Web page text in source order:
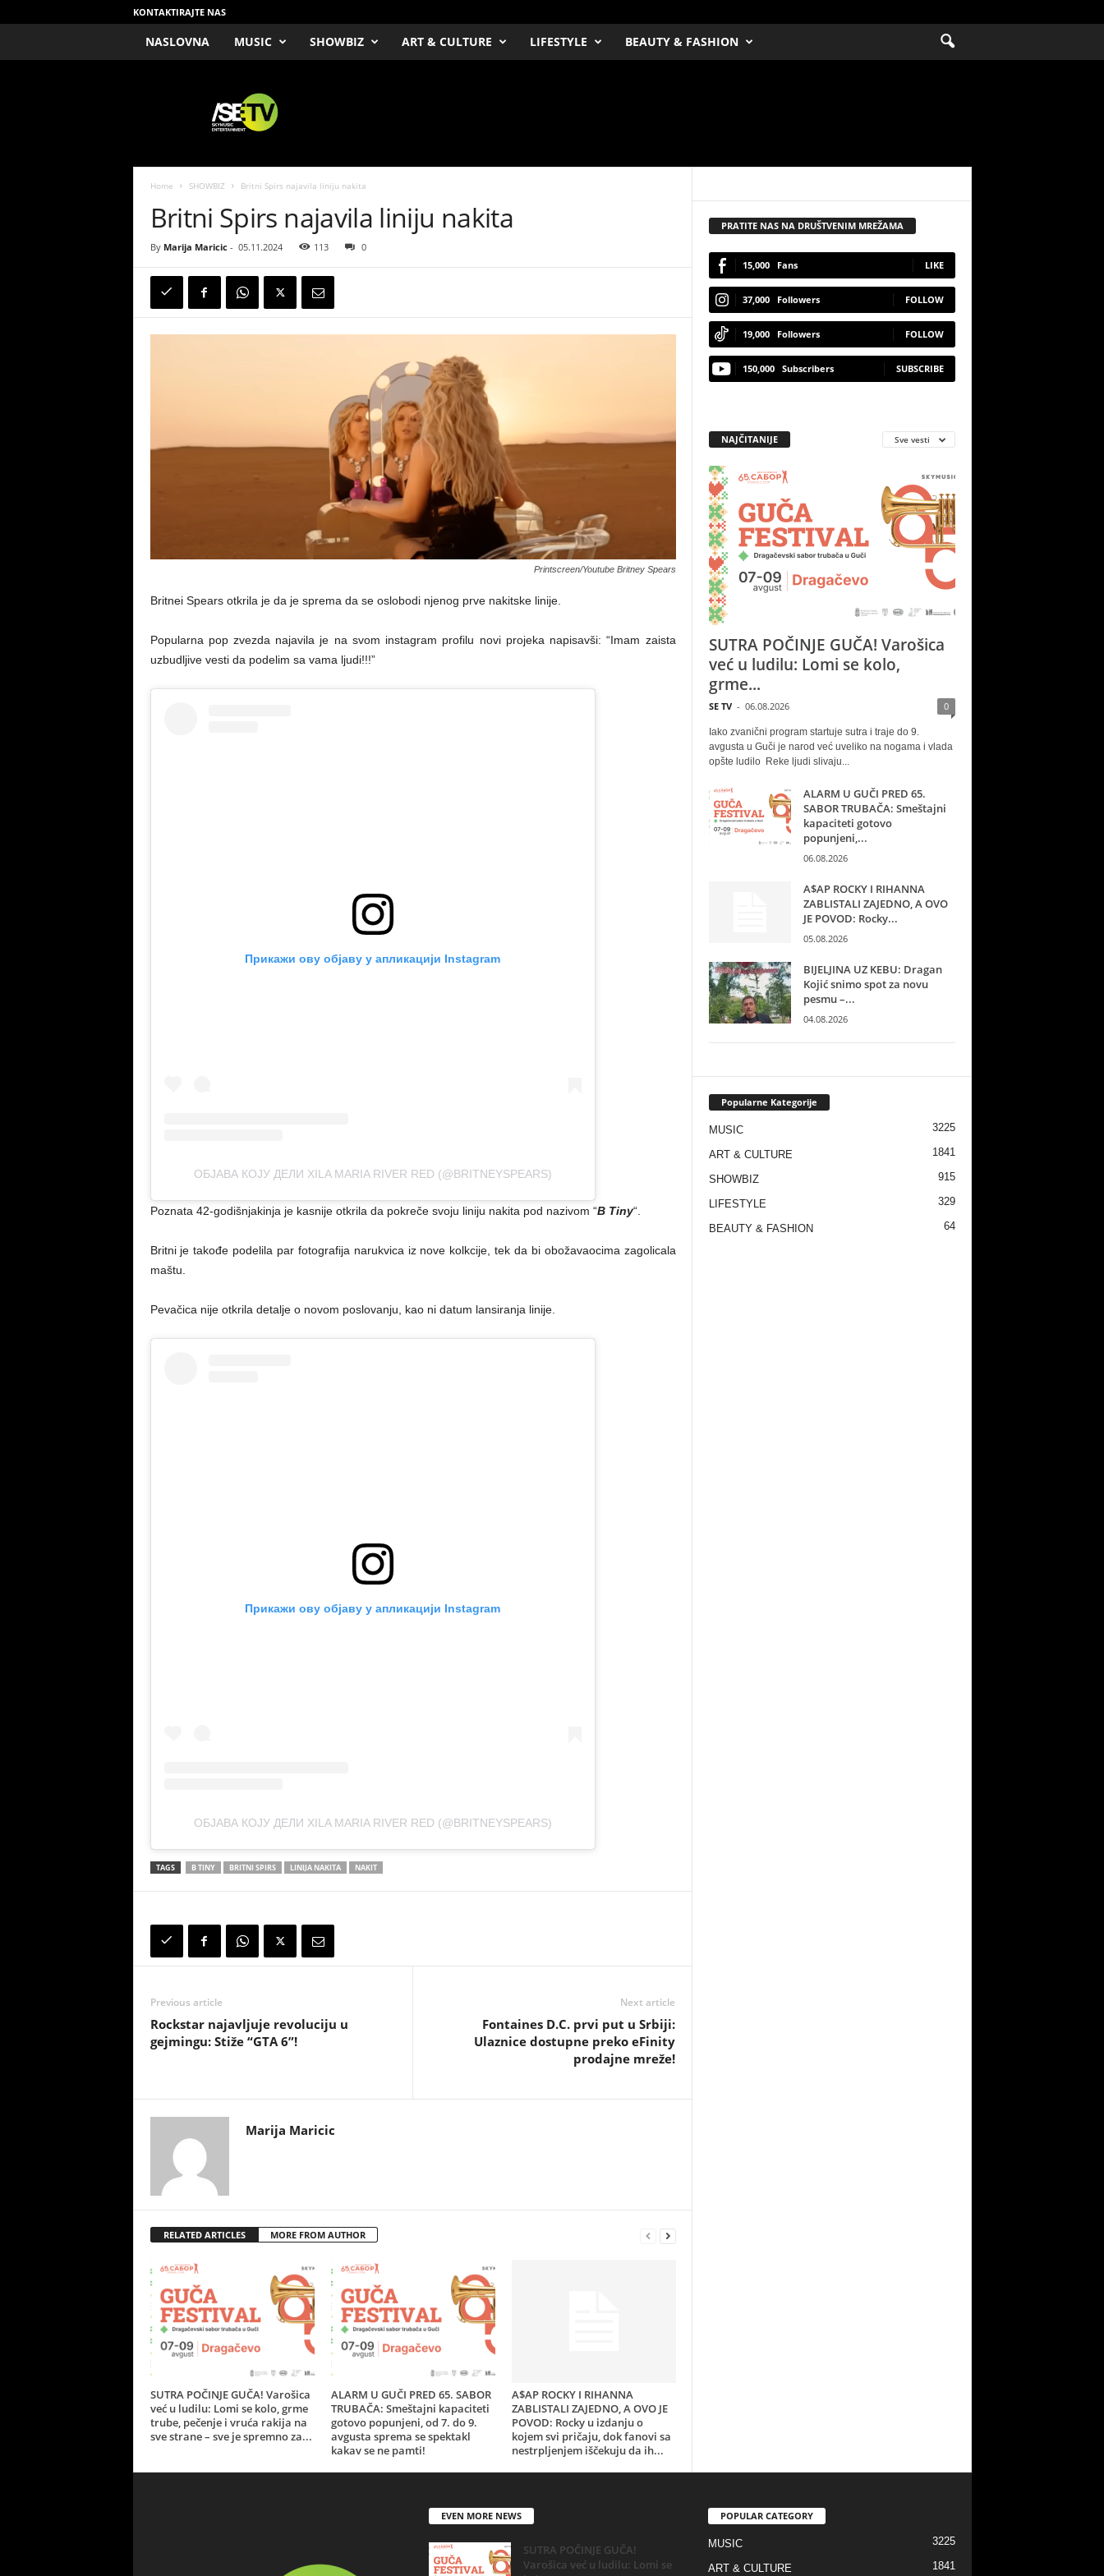
KONTAKTIRAJTE NAS
NASLOVNA MUSIC SHOWBIZ ART & CULTURE LIFESTYLE BEAUTY & FASHION
Home SHOWBIZ Britni Spirs najavila liniju nakita
Britni Spirs najavila liniju nakita
By Marija Maricic- 05.11.2024 113 0
Printscreen/Youtube Britney Spears
Britnei Spears otkrila je da je sprema da se oslobodi njenog prve nakitske linije.
Popularna pop zvezda najavila je na svom instagram profilu novi projeka napisavši: “Imam zaista
uzbudljive vesti da podelim sa vama ljudi!!!”
Прикажи ову објаву у апликацији Instagram
ОБЈАВА КОЈУ ДЕЛИ XILA MARIA RIVER RED (@BRITNEYSPEARS)
Poznata 42-godišnjakinja je kasnije otkrila da pokreče svoju liniju nakita pod nazivom “B Tiny“.
Britni je takođe podelila par fotografija narukvica iz nove kolkcije, tek da bi obožavaocima zagolicala
maštu.
Pevačica nije otkrila detalje o novom poslovanju, kao ni datum lansiranja linije.
Прикажи ову објаву у апликацији Instagram
ОБЈАВА КОЈУ ДЕЛИ XILA MARIA RIVER RED (@BRITNEYSPEARS)
TAGS B TINY BRITNI SPIRS LINIJA NAKITA NAKIT
Previous article
Rockstar najavljuje revoluciju u
gejmingu: Stiže “GTA 6”!
Next article
Fontaines D.C. prvi put u Srbiji:
Ulaznice dostupne preko eFinity
prodajne mreže!
Marija Maricic
RELATED ARTICLES MORE FROM AUTHOR
SUTRA POČINJE GUČA! Varošica
već u ludilu: Lomi se kolo, grme
trube, pečenje i vruća rakija na
sve strane – sve je spremno za...
ALARM U GUČI PRED 65. SABOR
TRUBAČA: Smeštajni kapaciteti
gotovo popunjeni, od 7. do 9.
avgusta sprema se spektakl
kakav se ne pamti!
A$AP ROCKY I RIHANNA
ZABLISTALI ZAJEDNO, A OVO JE
POVOD: Rocky u izdanju o
kojem svi pričaju, dok fanovi sa
nestrpljenjem iščekuju da ih...
PRATITE NAS NA DRUŠTVENIM MREŽAMA
15,000 Fans LIKE
37,000 Followers FOLLOW
19,000 Followers FOLLOW
150,000 Subscribers SUBSCRIBE
NAJČITANIJE Sve vesti
SUTRA POČINJE GUČA! Varošica
već u ludilu: Lomi se kolo,
grme...
SE TV - 06.08.2026 0
Iako zvanični program startuje sutra i traje do 9.
avgusta u Guči je narod već uveliko na nogama i vlada
opšte ludilo Reke ljudi slivaju...
ALARM U GUČI PRED 65.
SABOR TRUBAČA: Smeštajni
kapaciteti gotovo
popunjeni,...
06.08.2026
A$AP ROCKY I RIHANNA
ZABLISTALI ZAJEDNO, A OVO
JE POVOD: Rocky...
05.08.2026
BIJELJINA UZ KEBU: Dragan
Kojić snimo spot za novu
pesmu –...
04.08.2026
Popularne Kategorije
MUSIC 3225
ART & CULTURE 1841
SHOWBIZ 915
LIFESTYLE 329
BEAUTY & FASHION 64
EVEN MORE NEWS
SUTRA POČINJE GUČA!
Varošica već u ludilu: Lomi se
POPULAR CATEGORY
MUSIC 3225
ART & CULTURE 1841